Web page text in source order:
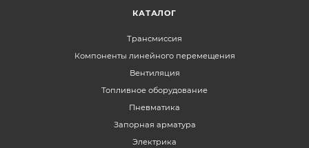
КАТАЛОГ
Трансмиссия
Компоненты линейного перемещения
Вентиляция
Топливное оборудование
Пневматика
Запорная арматура
Электрика